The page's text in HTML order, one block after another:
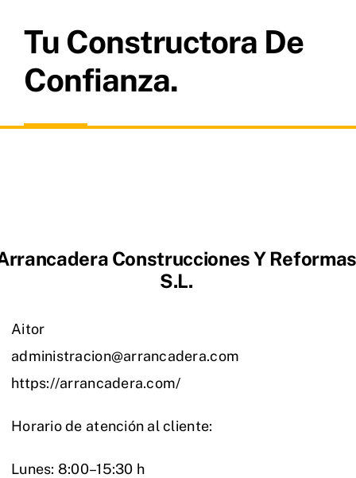
Tu Constructora De
Confianza.
Construcciones Y Reformas
S.L.
Aitor
administracion@arrancadera.com
https://arrancadera.com/
Horario de atención al cliente:
Lunes: 8:00–15:30 h